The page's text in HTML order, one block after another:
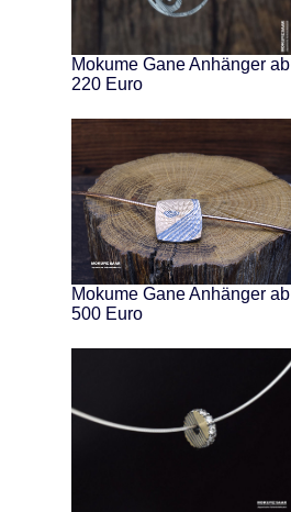
Mokume Gane Anhänger ab
220 Euro
Mokume Gane Anhänger ab
500 Euro